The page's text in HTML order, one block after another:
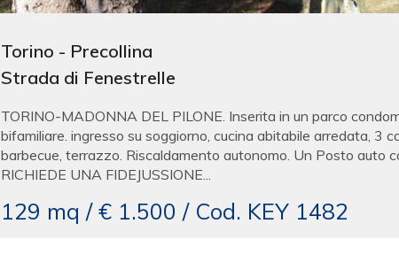
Torino - Precollina
Strada di Fenestrelle
TORINO-MADONNA DEL PILONE. Inserita in un parco
bifamiliare. ingresso su soggiorno, cucina abitabile arredata, 3
barbecue, terrazzo. Riscaldamento autonomo. Un Posto auto
RICHIEDE UNA FIDEJUSSIONE...
129 mq / € 1.500 / Cod. KEY 1482